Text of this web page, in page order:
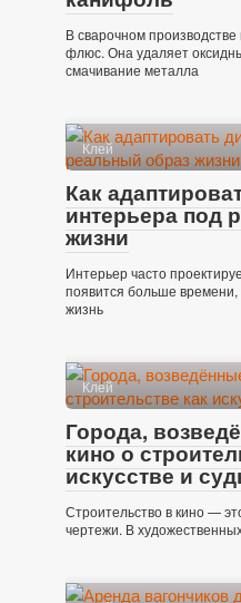
В сварочном
флюс. Она удаляет
смачивание металла
Клей
Как
интерьера под
жизни
Интерьер часто
появится больше времени,
жизнь
Клей
Города,
кино о
искусстве и
Строительство в кино —
чертежи. В